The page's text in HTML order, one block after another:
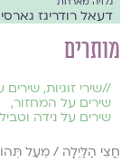
דעאל רודריגז
מותרים
//שירי זוגיות, שירים
שירים על המחזור,
שירים על נידה
חֲצִי הַלַּיְלָה / מֵעַל